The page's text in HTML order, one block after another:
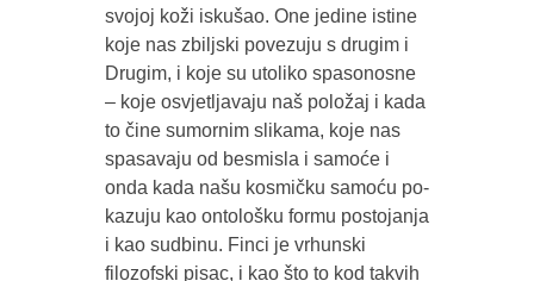
svojoj koži iskušao. One jedine istine
koje nas zbiljski povezuju s drugim i
Drugim, i koje su utoliko spasonosne
– koje osvjetljavaju naš položaj i kada
to čine sumornim slikama, koje nas
spasavaju od besmisla i samoće i
onda kada našu kosmičku samoću po-
kazuju kao ontološku formu postojanja
i kao sudbinu. Finci je vrhunski
filozofski pisac, i kao što to kod takvih